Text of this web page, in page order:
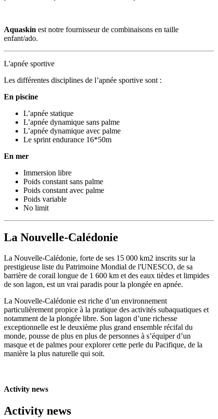
Aquaskin est notre fournisseur de combinaisons en taille
enfant/ado.
L'apnée sportive
Les différentes disciplines de l’apnée sportive sont :
En piscine
L’apnée statique
L’apnée dynamique sans palme
L’apnée dynamique avec palme
Le sprint endurance 16*50m
En mer
Immersion libre
Poids constant sans palme
Poids constant avec palme
Poids variable
No limit
La Nouvelle-Calédonie
La Nouvelle-Calédonie, forte de ses 15 000 km2 inscrits sur la
prestigieuse liste du Patrimoine Mondial de l'UNESCO, de sa
barrière de corail longue de 1 600 km et des eaux tièdes et limpides
de son lagon, est un vrai paradis pour la plongée en apnée.
La Nouvelle-Calédonie est riche d’un environnement
particulièrement propice à la pratique des activités subaquatiques et
notamment de la plongée libre. Son lagon d’une richesse
exceptionnelle est le deuxième plus grand ensemble récifal du
monde, pousse de plus en plus de personnes à s’équiper d’un
masque et de palmes pour explorer cette perle du Pacifique, de la
manière la plus naturelle qui soit.
Activity news
Activity news